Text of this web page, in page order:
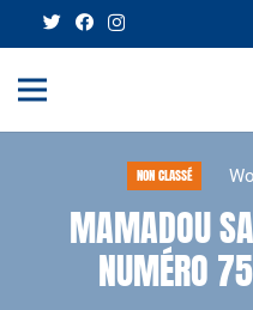
NON CLASSÉ
MAMADOU
NUMÉRO